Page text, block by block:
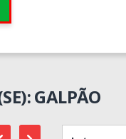
GALPÃO